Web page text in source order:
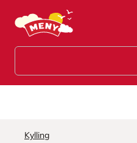
Hopp til hovedinnhold
Kylling